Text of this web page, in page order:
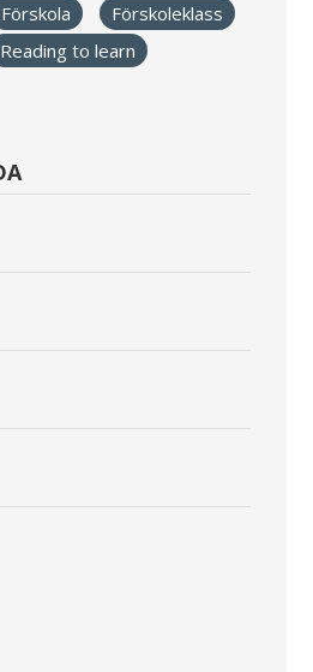
Förskola
Förskoleklass
Reading to learn